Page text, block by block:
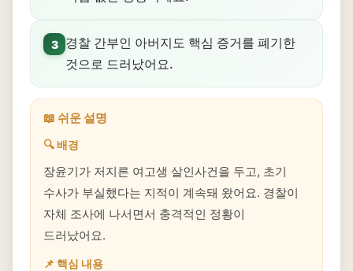
3
경찰 간부인 아버지도 핵심 증거를 폐기한
것으로 드러났어요.
📖 쉬운 설명
🔍 배경
장윤기가 저지른 여고생 살인사건을 두고, 초기
수사가 부실했다는 지적이 계속돼 왔어요. 경찰이
자체 조사에 나서면서 충격적인 정황이
드러났어요.
📌 핵심 내용